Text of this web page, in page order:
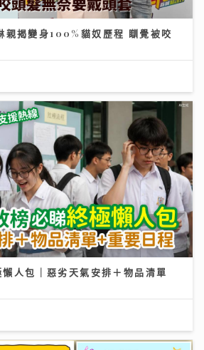
親揭變身100%貓奴歷程 瞓覺被咬
人包｜惡劣天氣安排＋物品清單